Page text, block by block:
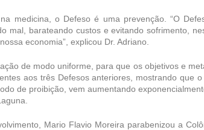
medicina, o Defeso é uma prevenção. “O
mal, barateando custos e evitando sofrimento,
economia”, explicou Dr. Adriano.
de modo uniforme, para que os objetivos e
aos três Defesos anteriores, mostrando que
de proibição, vem aumentando
Mario Flavio Moreira parabenizou a